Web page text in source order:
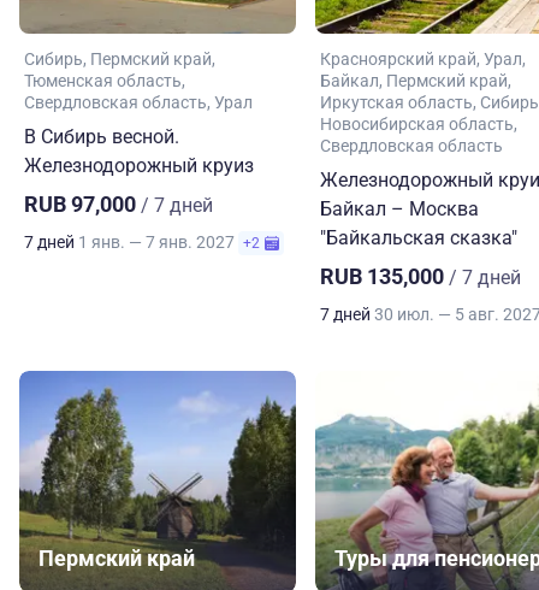
Сибирь Пермский край
Тюменская область
Свердловская область Урал
В Сибирь весной.
Железнодорожный круиз
RUB 97,000 / 7 дней
7 дней 1 янв. — 7 янв. 2027 +2
Красноярский край Урал
Байкал Пермский край
Иркутская область Сибирь
Новосибирская область
Свердловская область
Железнодорожный
Байкал – Москва
"Байкальская сказка"
RUB 135,000 / 7 дней
7 дней 30 июл. — 5 авг.
Пермский край Туры для